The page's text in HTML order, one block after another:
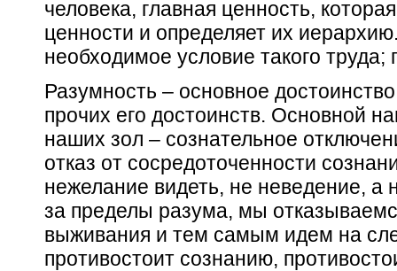
человека, главная ценность,
ценности и определяет их
необходимое условие такого труда;
Разумность – основное
прочих его достоинств. Основной
наших зол – сознательное
отказ от сосредоточенности
нежелание видеть, не неведение, а
за пределы разума, мы
выживания и тем самым идем на
противостоит сознанию,